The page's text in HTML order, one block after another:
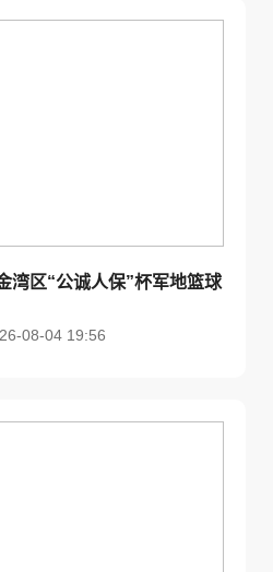
湾区“公诚人保”杯军地篮球
08-04 19:56